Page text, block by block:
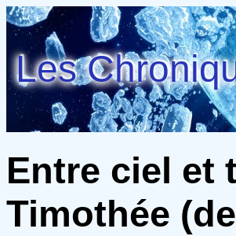
Les
Entre ciel et
Timothée